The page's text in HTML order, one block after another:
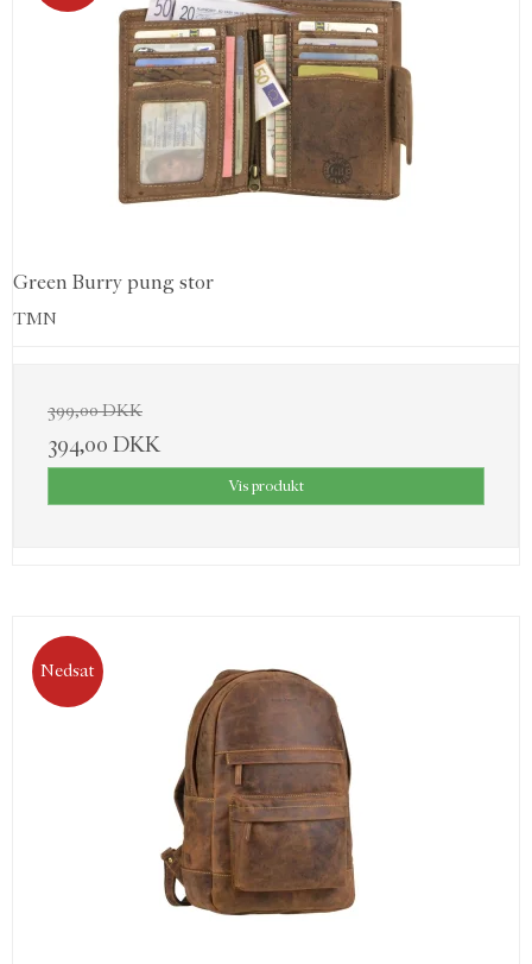
Green Burry pung stor
TMN
399,00 DKK
394,00 DKK
Vis produkt
Nedsat